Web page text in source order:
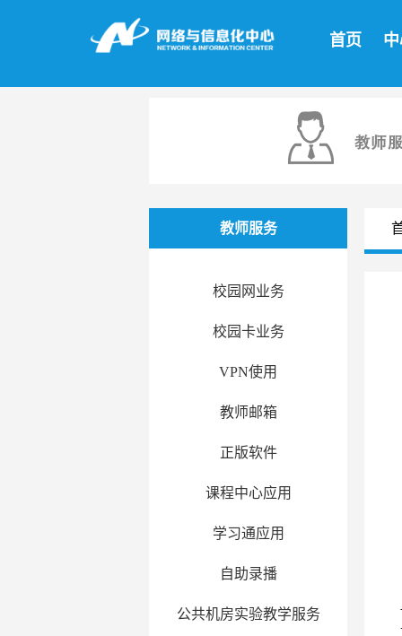
首页
教师服务
校园网业务
校园卡业务
VPN使用
教师邮箱
正版软件
课程中心应用
学习通应用
自助录播
公共机房实验教学服务